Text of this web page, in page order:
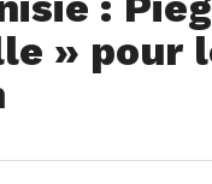
» pour